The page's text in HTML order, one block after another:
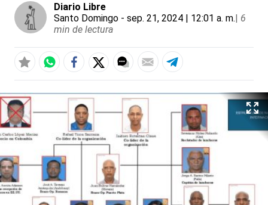
Diario Libre
Santo Domingo - sep. 21, 2024 | 12:01 a. m.| 6
min de lectura